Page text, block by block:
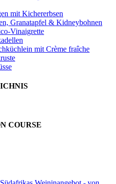
mit Kichererbsen
Granatapfel & Kidneybohnen
Vinaigrette
mit Crème fraîche
COURSE